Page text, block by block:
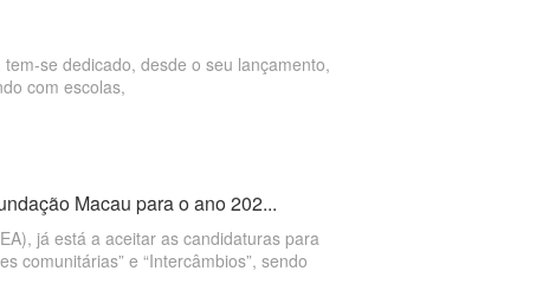
se dedicado, desde o seu lançamento,
com escolas,
Macau para o ano 202...
já está a aceitar as candidaturas para
comunitárias” e “Intercâmbios”, sendo